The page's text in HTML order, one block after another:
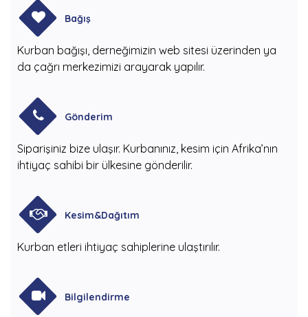
Bağış
Kurban bağışı, derneğimizin web sitesi üzerinden ya
da çağrı merkezimizi arayarak yapılır.
Gönderim
Siparişiniz bize ulaşır. Kurbanınız, kesim için Afrika’nın
ihtiyaç sahibi bir ülkesine gönderilir.
Kesim&Dağıtım
Kurban etleri ihtiyaç sahiplerine ulaştırılır.
Bilgilendirme